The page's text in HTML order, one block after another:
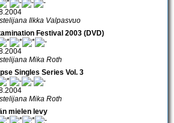
Ilkka Valpasvuo
Festival 2003 (DVD)
Mika Roth
Singles Series Vol. 3
Mika Roth
mielen levy